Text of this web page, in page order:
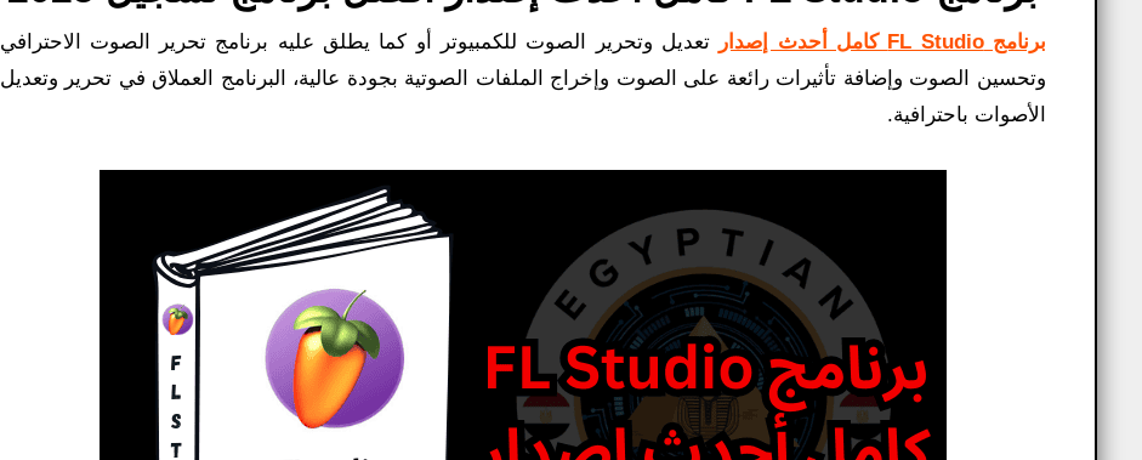
برنامج FL Studio كامل أحدث إصدار
تعديل وتحرير الصوت للكمبيوتر أو كما يطلق عليه برنامج تحرير الصوت الاحترافي
وتحسين الصوت وإضافة تأثيرات رائعة على الصوت وإخراج الملفات الصوتية بجودة عالية، البرنامج العملاق في تحرير وتعديل
الأصوات باحترافية.